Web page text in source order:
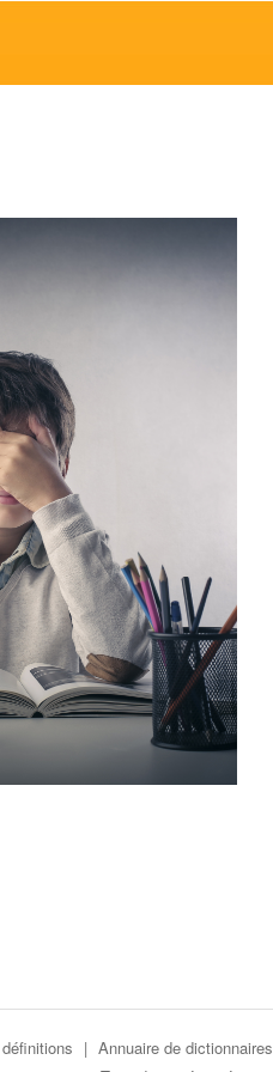
| Annuaire de dictionnaires